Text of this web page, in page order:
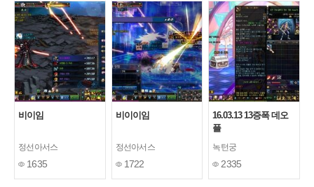
비이임
정선아서스
1635
비이이임
정선아서스
1722
16.03.13 13증폭 데오
플
녹턴궁
2335